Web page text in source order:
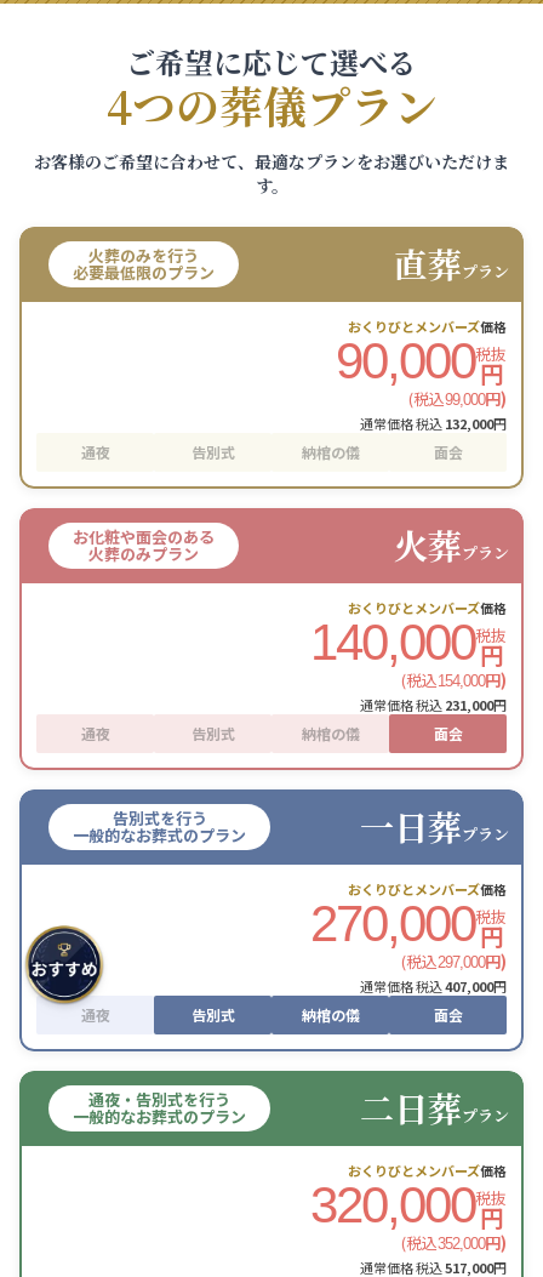
ご希望に応じて選べる
4つの葬儀プラン
お客様のご希望に合わせて、最適なプランをお選びいただけま
す。
火葬のみを行う
必要最低限のプラン 直葬プラン
おくりびとメンバーズ価格
90,000税抜
円
(税込99,000円)
通常価格 税込132,000円
通夜 告別式 納棺の儀 面会
お化粧や面会のある
火葬のみプラン 火葬プラン
おくりびとメンバーズ価格
140,000税抜
円
(税込154,000円)
通常価格 税込231,000円
通夜 告別式 納棺の儀 面会
告別式を行う
一般的なお葬式のプラン 一日葬プラン
おくりびとメンバーズ価格
270,000税抜
円
(税込297,000円)
通常価格 税込407,000円
通夜 告別式 納棺の儀 面会
通夜・告別式を行う
一般的なお葬式のプラン 二日葬プラン
おくりびとメンバーズ価格
320,000税抜
円
(税込352,000円)
通常価格 税込517,000円